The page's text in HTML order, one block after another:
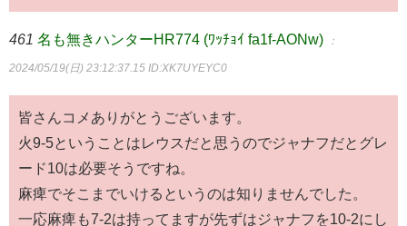
461 名も無きハンターHR774 (ﾜｯﾁｮｲ fa1f-AONw) ：
2024/05/19(日) 23:12:37.15 ID:XK7UYEYC0
皆さんコメありがとうございます。
火9-5ということはレウスだと思うのでジャナフだとグレ
ード10は必要そうですね。
麻痺でそこまでいけるというのは知りませんでした。
一応麻痺も7-2は持ってますが先ずはジャナフを10-2にし